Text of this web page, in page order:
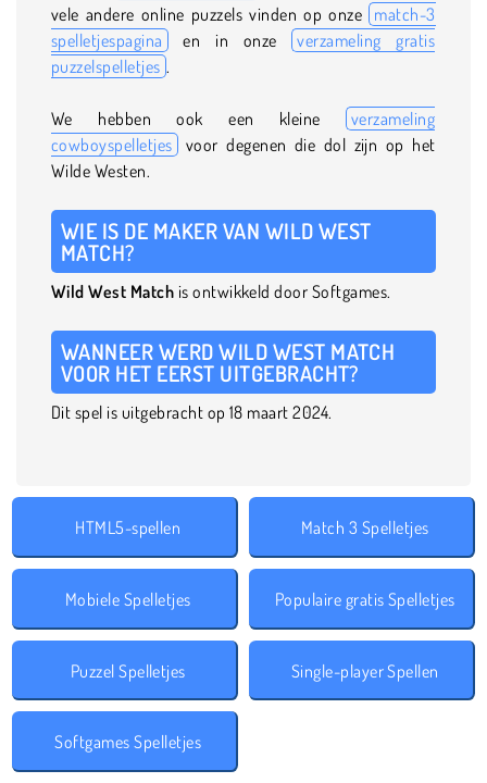
vele andere online puzzels vinden op onze match-3
spelletjespagina en in onze verzameling gratis
puzzelspelletjes .
We hebben ook een kleine
verzameling
cowboyspelletjes voor degenen die dol zijn op het
Wilde Westen.
WIE IS DE MAKER VAN WILD WEST
MATCH?
Wild West Match is ontwikkeld door Softgames.
WANNEER WERD WILD WEST MATCH
VOOR HET EERST UITGEBRACHT?
Dit spel is uitgebracht op 18 maart 2024.
HTML5-spellen Match 3 Spelletjes
Mobiele Spelletjes Populaire gratis Spelletjes
Puzzel Spelletjes Single-player Spellen
Softgames Spelletjes